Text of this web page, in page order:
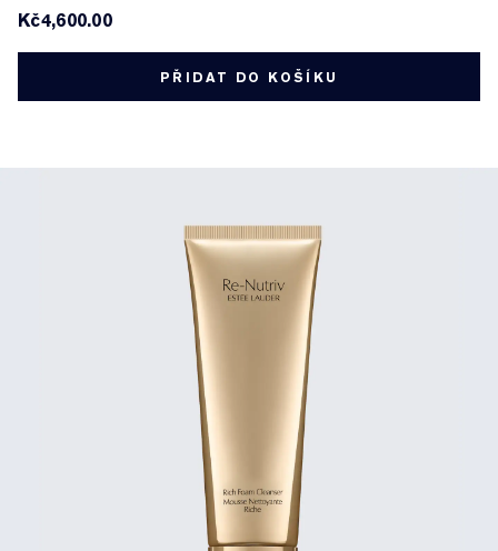
Kč4,600.00
PŘIDAT DO KOŠÍKU